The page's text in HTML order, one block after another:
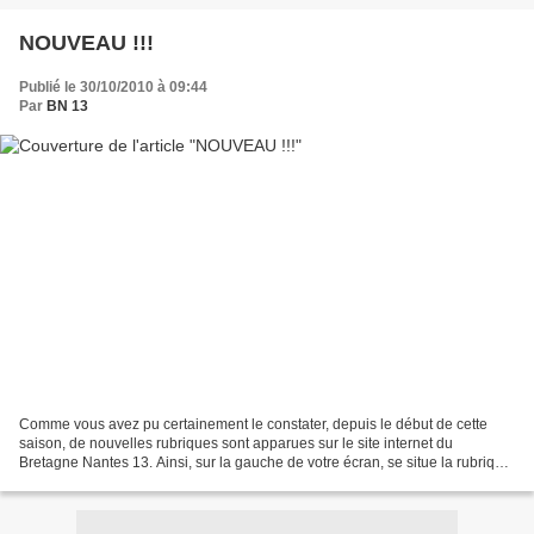
NOUVEAU !!!
Publié le 30/10/2010 à 09:44
Par BN 13
Comme vous avez pu certainement le constater, depuis le début de cette
saison, de nouvelles rubriques sont apparues sur le site internet du
Bretagne Nantes 13. Ainsi, sur la gauche de votre écran, se situe la rubrique